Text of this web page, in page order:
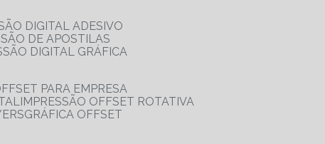
DIGITAL ADESIVO
DE APOSTILAS
DIGITAL GRÁFICA
PARA EMPRESA
IMPRESSÃO OFFSET ROTATIVA
GRÁFICA OFFSET